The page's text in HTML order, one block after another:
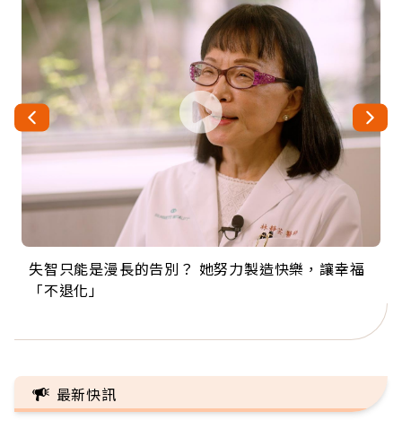
失智只能是漫長的告別？ 她努力製造快樂，讓幸福
「不退化」
來自剛果的巧克力神父 為台灣奉獻36年 「台灣是我
的家，我連作夢都講台語！」
63歲卸矽谷副總、搬回台灣找快樂！「蛋黃哥小
丑」走進安養院，逗樂上萬爺奶：退休後才開始真
104歲打破金氏世界紀錄 成為全球最年長羽球選
手，分享長壽的秘密原來是「這個」
事業巔峰他選擇追夢…黑手阿伯拉小提琴還登上小
巨蛋！連CNN都大讚！
最新快訊